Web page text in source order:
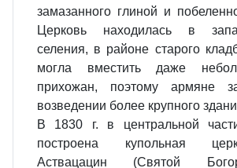
замазанного глиной и
Церковь находилась в
селения, в районе старого
могла вместить даже
прихожан, поэтому армяне
возведении более крупного
В 1830 г. в центральной
построена купольная
Аствацацин (Святой